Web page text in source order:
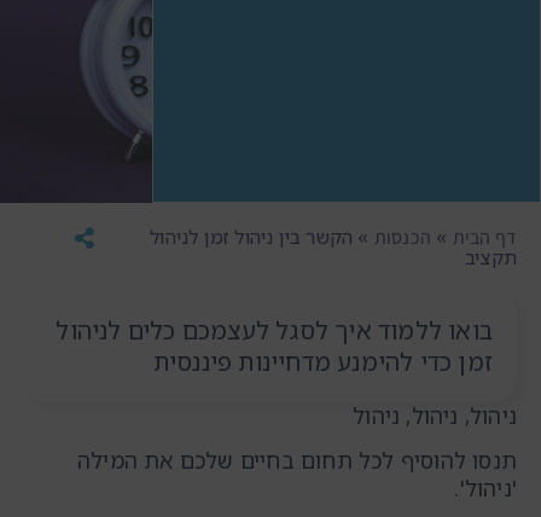
דף הבית » הכנסות » הקשר בין ניהול זמן לניהול
תקציב
בואו ללמוד איך לסגל לעצמכם כלים לניהול
זמן כדי להימנע מדחיינות פיננסית
ניהול, ניהול, ניהול
תנסו להוסיף לכל תחום בחיים שלכם את המילה
'ניהול'.